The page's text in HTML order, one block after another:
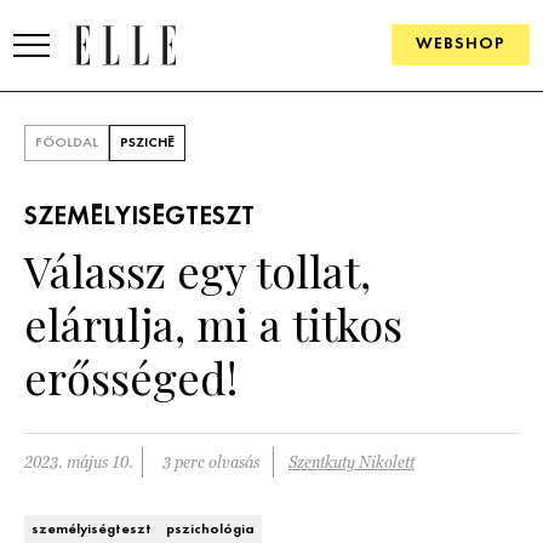
WEBSHOP
SZÉPSÉG
ÉLETMÓD
PÁRKAPCSOLAT
FŐOLDAL PSZICHÉ
SZEMÉLYISÉGTESZT
Válassz egy tollat,
elárulja, mi a titkos
erősséged!
2023. május 10. 3 perc olvasás Szentkuty Nikolett
személyiségteszt pszichológia